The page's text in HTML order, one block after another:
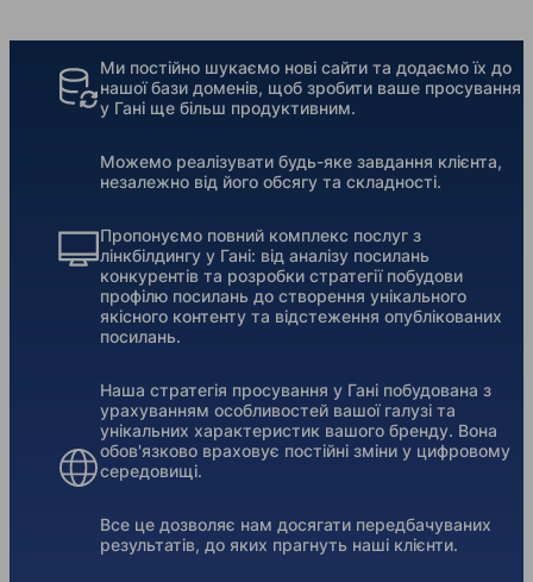
Ми постійно шукаємо нові сайти та додаємо їх до
нашої бази доменів, щоб зробити ваше просування
у Гані ще більш продуктивним.
Можемо реалізувати будь-яке завдання клієнта,
незалежно від його обсягу та складності.
Пропонуємо повний комплекс послуг з
лінкбілдингу у Гані: від аналізу посилань
конкурентів та розробки стратегії побудови
профілю посилань до створення унікального
якісного контенту та відстеження опублікованих
посилань.
Наша стратегія просування у Гані побудована з
урахуванням особливостей вашої галузі та
унікальних характеристик вашого бренду. Вона
обов'язково враховує постійні зміни у цифровому
середовищі.
Все це дозволяє нам досягати передбачуваних
результатів, до яких прагнуть наші клієнти.